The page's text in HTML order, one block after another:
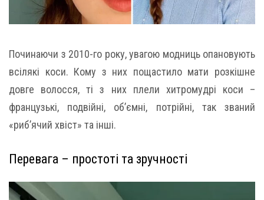
Починаючи з 2010-го року, увагою модниць опановують
всілякі коси. Кому з них пощастило мати розкішне
довге волосся, ті з них плели хитромудрі коси –
французькі, подвійні, об’ємні, потрійні, так званий
«риб’ячий хвіст» та інші.
Перевага – простоті та зручності